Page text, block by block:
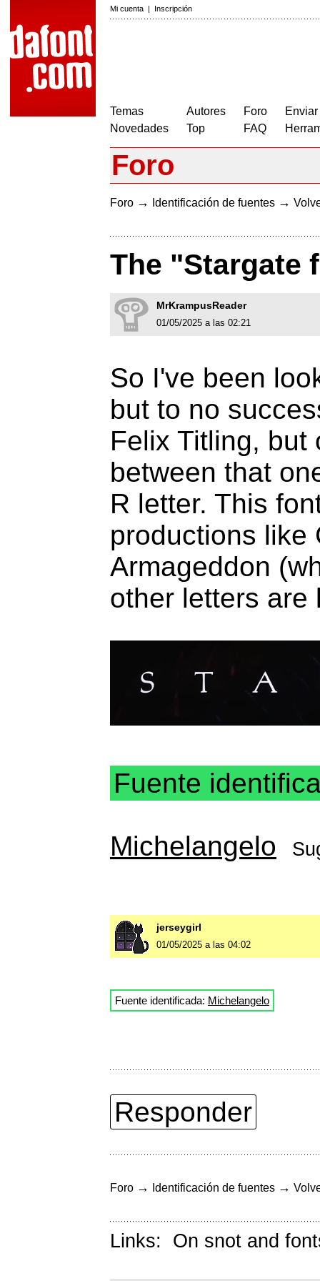
Mi cuenta | Inscripción
Temas
Novedades
Autores
Top
Foro
FAQ
Foro
Foro → Identificación de fuentes →
The "Stargate
MrKrampusReader
01/05/2025 a las 02:21
So I've been
but to no
Felix Titling, but
between that
R letter. This
productions like
Armageddon
other letters are
Fuente
Michelangelo
jerseygirl
01/05/2025 a las 04:02
Fuente identificada: Michelangelo
Responder
Foro → Identificación de fuentes →
Links: On snot and